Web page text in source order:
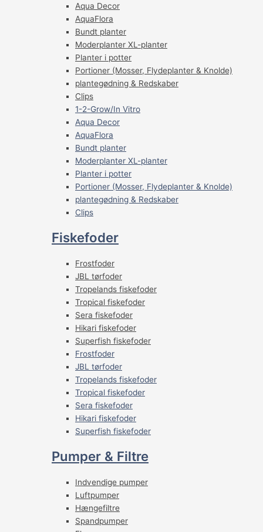
Aqua Decor
AquaFlora
Bundt planter
Moderplanter XL-planter
Planter i potter
Portioner (Mosser, Flydeplanter & Knolde)
plantegødning & Redskaber
Clips
1-2-Grow/In Vitro
Aqua Decor
AquaFlora
Bundt planter
Moderplanter XL-planter
Planter i potter
Portioner (Mosser, Flydeplanter & Knolde)
plantegødning & Redskaber
Clips
Fiskefoder
Frostfoder
JBL tørfoder
Tropelands fiskefoder
Tropical fiskefoder
Sera fiskefoder
Hikari fiskefoder
Superfish fiskefoder
Frostfoder
JBL tørfoder
Tropelands fiskefoder
Tropical fiskefoder
Sera fiskefoder
Hikari fiskefoder
Superfish fiskefoder
Pumper & Filtre
Indvendige pumper
Luftpumper
Hængefiltre
Spandpumper